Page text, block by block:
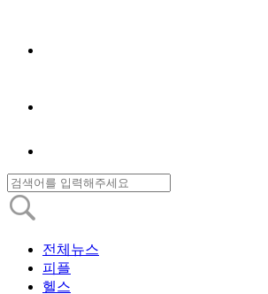
전체뉴스
피플
헬스